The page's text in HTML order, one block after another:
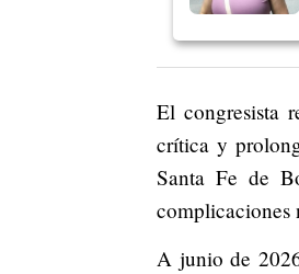
El congresista
crítica y
Santa Fe de
complicaciones
A junio de